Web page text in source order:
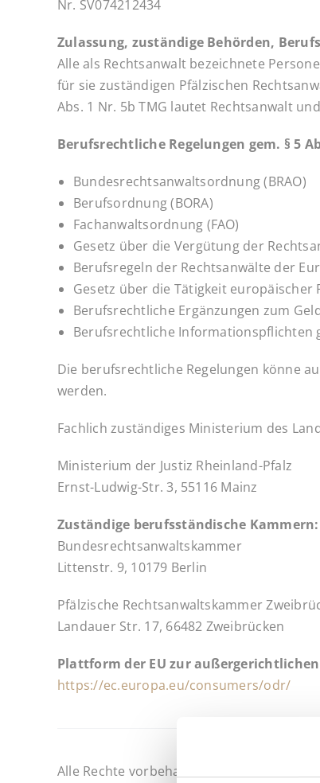
Nr. SV074212434
Zulassung, zuständige Behörden,
Alle als Rechtsanwalt bezeichnete
für sie zuständigen Pfälzischen
Abs. 1 Nr. 5b TMG lautet Rechtsanwalt
Berufsrechtliche Regelungen gem. § 5
Bundesrechtsanwaltsordnung (BRAO)
Berufsordnung (BORA)
Fachanwaltsordnung (FAO)
Gesetz über die Vergütung der
Berufsregeln der Rechtsanwälte der
Gesetz über die Tätigkeit europäischer
Berufsrechtliche Ergänzungen zum
Berufsrechtliche Informationspflichten
Die berufsrechtliche Regelungen könne
werden.
Fachlich zuständiges Ministerium des
Ministerium der Justiz Rheinland-Pfalz
Ernst-Ludwig-Str. 3, 55116 Mainz
Zuständige berufsständische Kammern:
Bundesrechtsanwaltskammer
Littenstr. 9, 10179 Berlin
Pfälzische Rechtsanwaltskammer
Landauer Str. 17, 66482 Zweibrücken
Plattform der EU zur
https://ec.europa.eu/consumers/odr/
Alle Rechte vorbehalten. Alle auf dieser